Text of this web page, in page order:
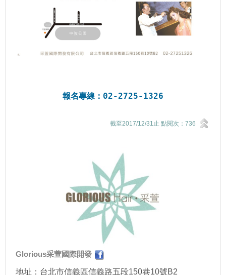
報名專線：02-2725-1326
截至2017/12/31止 點閱次：736
Glorious采萱國際開發
地址：台北市信義區信義路五段150巷10號B2